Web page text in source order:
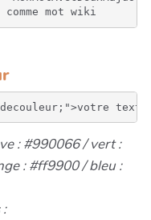
mot wiki
: #990066 / vert :
: #ff9900 / bleu :